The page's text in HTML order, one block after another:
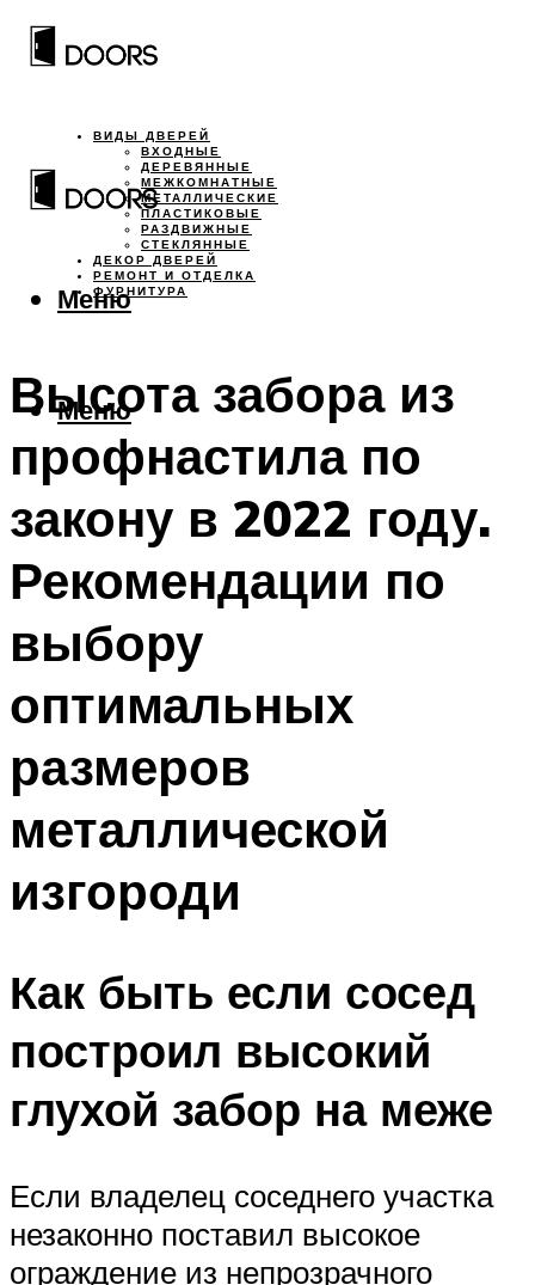
ВИДЫ ДВЕРЕЙ
ВХОДНЫЕ
ДЕРЕВЯННЫЕ
МЕЖКОМНАТНЫЕ
МЕТАЛЛИЧЕСКИЕ
ПЛАСТИКОВЫЕ
РАЗДВИЖНЫЕ
СТЕКЛЯННЫЕ
ДЕКОР ДВЕРЕЙ
РЕМОНТ И ОТДЕЛКА
ФУРНИТУРА
Меню
Меню
Высота забора из
профнастила по
закону в 2022 году.
Рекомендации по
выбору
оптимальных
размеров
металлической
изгороди
Как быть если сосед
построил высокий
глухой забор на меже
Если владелец соседнего участка
незаконно поставил высокое
ограждение из непрозрачного